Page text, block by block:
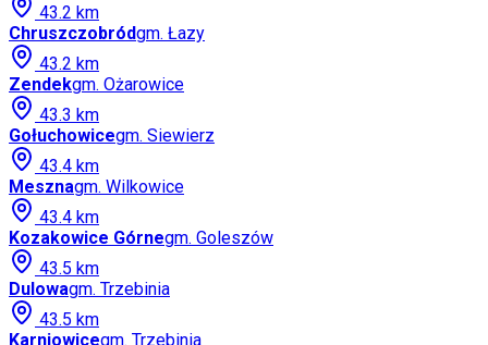
43.2 km
Chruszczobródgm. Łazy
43.2 km
Zendekgm. Ożarowice
43.3 km
Gołuchowicegm. Siewierz
43.4 km
Mesznagm. Wilkowice
43.4 km
Kozakowice Górnegm. Goleszów
43.5 km
Dulowagm. Trzebinia
43.5 km
Karniowicegm. Trzebinia